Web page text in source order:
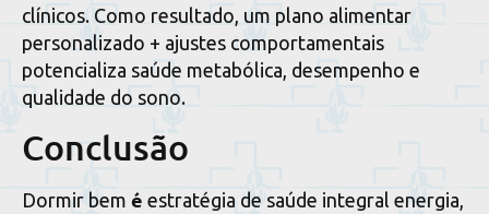
clínicos. Como resultado, um plano alimentar
personalizado + ajustes comportamentais
potencializa saúde metabólica, desempenho e
qualidade do sono.
Conclusão
Dormir bem é estratégia de saúde integral energia,